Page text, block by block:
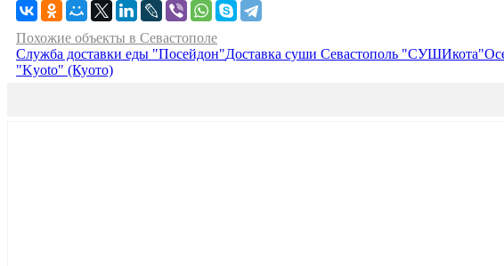
Похожие объекты в Севастополе
Служба доставки еды "Посейдон"Доставка суши Севастополь "СУШИкота"
"Kyoto" (Куото)